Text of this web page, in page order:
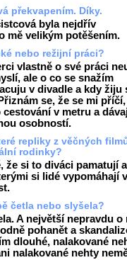
překvapením. Díky.
byla nejdřív
mě velikým potěšením.
nebo režijní práci?
vlastně o své práci
ale o co se snažím
v divadle a kdy žiju
se, že se mi
v metru a
osobností.
repliky z věčných
rodinky?
že si to diváci pamatují
si lidé vypomáhají v
četla nebo slyšela?
A největší nepravdu o
pohanět a
dlouhé, nalakované
nalakované nehty